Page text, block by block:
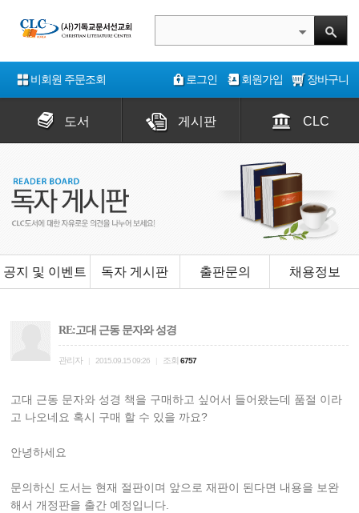
비회원 주문조회 로그인 회원가입 장바구니
도서 게시판 CLC
공지 및 이벤트 독자 게시판 출판문의 채용정보
RE:고대 근동 문자와 성경
관리자 2015.09.15 09:26 조회 6757
고대 근동 문자와 성경 책을 구매하고 싶어서 들어왔는데 품절 이라
고 나오네요 혹시 구매 할 수 있을 까요?
안녕하세요
문의하신 도서는 현재 절판이며 앞으로 재판이 된다면 내용을 보완
해서 개정판을 출간 예정입니다.